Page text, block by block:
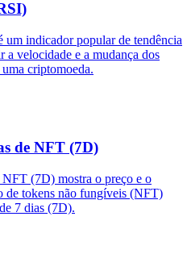
indicador popular de tendência
a velocidade e a mudança dos
criptomoeda.
de NFT (7D)
(7D) mostra o preço e o
de tokens não fungíveis (NFT)
7 dias (7D).